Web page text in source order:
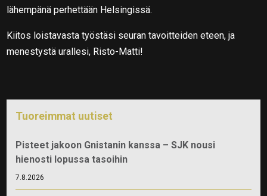
lähempänä perhettään Helsingissä.
Kiitos loistavasta työstäsi seuran tavoitteiden eteen, ja
menestystä urallesi, Risto-Matti!
Tuoreimmat uutiset
Pisteet jakoon Gnistanin kanssa – SJK nousi
hienosti lopussa tasoihin
7.8.2026